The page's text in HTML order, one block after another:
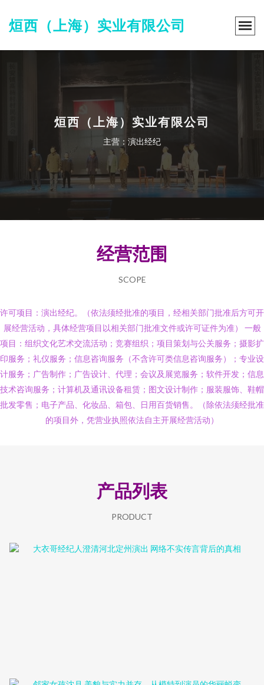
烜西（上海）实业有限公司
烜西（上海）实业有限公司
主营：演出经纪
经营范围
SCOPE
许可项目：演出经纪。（依法须经批准的项目，经相关部门批准后方可开
展经营活动，具体经营项目以相关部门批准文件或许可证件为准） 一般
项目：组织文化艺术交流活动；竞赛组织；项目策划与公关服务；摄影扩
印服务；礼仪服务；信息咨询服务（不含许可类信息咨询服务）；专业设
计服务；广告制作；广告设计、代理；会议及展览服务；软件开发；信息
技术咨询服务；计算机及通讯设备租赁；图文设计制作；服装服饰、鞋帽
批发零售；电子产品、化妆品、箱包、日用百货销售。（除依法须经批准
的项目外，凭营业执照依法自主开展经营活动）
产品列表
PRODUCT